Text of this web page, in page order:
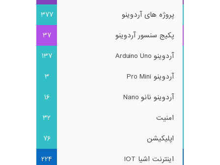
پروژه های آردوینو
377
پکیج سنسور آردوینو
37
آردوینو Arduino Uno
137
آردوینو Pro Mini
3
آردوینو نانو Nano
16
امنیت
32
اپلیکیشن
76
اینترنت اشیا IOT
224